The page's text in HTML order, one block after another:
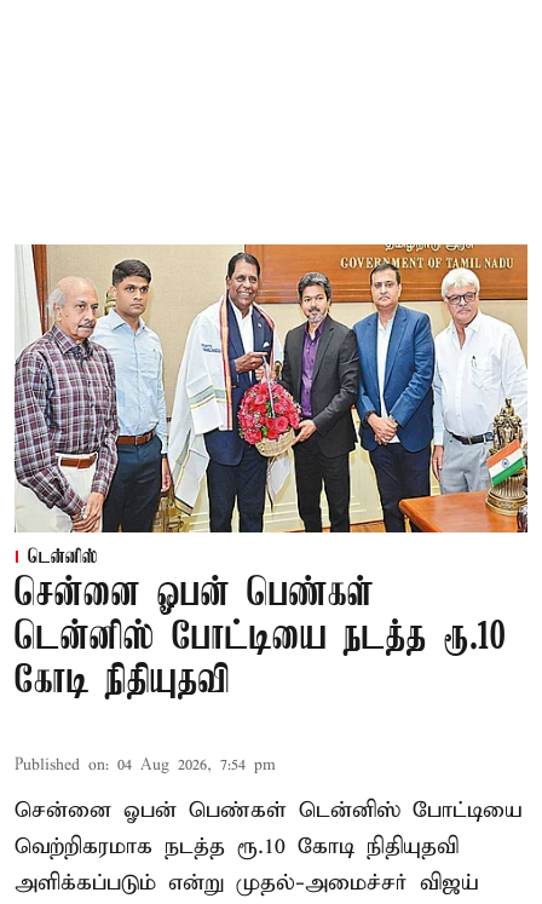
டென்னிஸ்
சென்னை ஓபன் பெண்கள்
டென்னிஸ் போட்டியை நடத்த ரூ.10
கோடி நிதியுதவி
Published on: 04 Aug 2026, 7:54 pm
சென்னை ஓபன் பெண்கள் டென்னிஸ் போட்டியை
வெற்றிகரமாக நடத்த ரூ.10 கோடி நிதியுதவி
அளிக்கப்படும் என்று முதல்-அமைச்சர் விஜய்